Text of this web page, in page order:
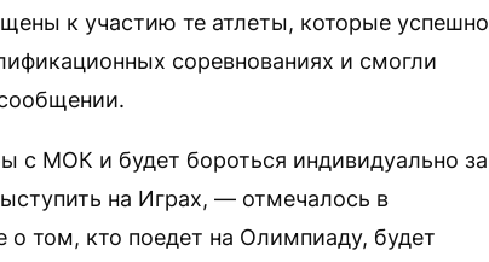
к участию те атлеты, которые успешно
соревнованиях и смогли
с МОК и будет бороться индивидуально за
на Играх, — отмечалось в
том, кто поедет на Олимпиаду, будет